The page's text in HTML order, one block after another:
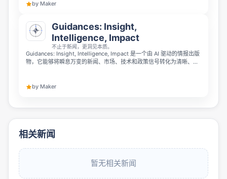
by Maker
Guidances: Insight,
Intelligence, Impact
不止于新闻，更洞见本质。
Guidances: Insight, Intelligence, Impact 是一个由 AI 驱动的情报出版
物，它能够将瞬息万变的新闻、市场、技术和政策信号转化为清晰、个
by Maker
相关新闻
暂无相关新闻